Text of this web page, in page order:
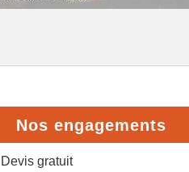
Nos engagements
Devis gratuit